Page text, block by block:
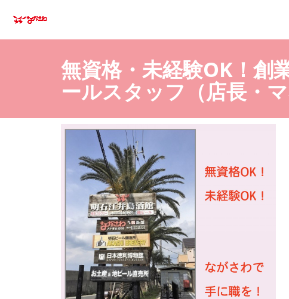
無資格・未経験OK！創
ールスタッフ（店長・